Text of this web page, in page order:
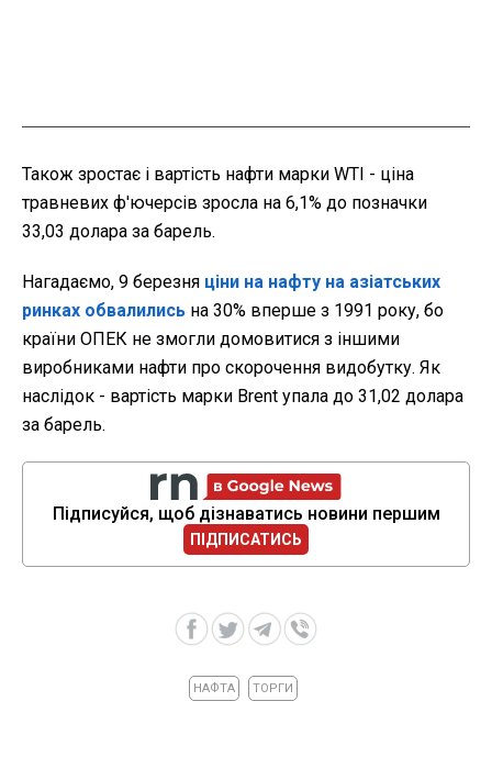
Також зростає і вартість нафти марки WTI - ціна
травневих ф'ючерсів зросла на 6,1% до позначки
33,03 долара за барель.
Нагадаємо, 9 березня ціни на нафту на азіатських
ринках обвалились на 30% вперше з 1991 року, бо
країни ОПЕК не змогли домовитися з іншими
виробниками нафти про скорочення видобутку. Як
наслідок - вартість марки Brent упала до 31,02 долара
за барель.
Підписуйся, щоб дізнаватись новини першим
ПІДПИСАТИСЬ
НАФТА ТОРГИ